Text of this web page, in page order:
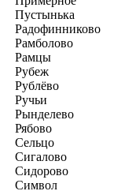
Пустынька
Радофинниково
Рамболово
Рамцы
Рубеж
Рублёво
Ручьи
Рынделево
Рябово
Сельцо
Сигалово
Сидорово
Символ